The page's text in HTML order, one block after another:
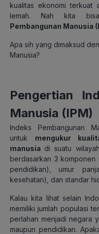
kualitas ekonomi terkuat
lemah. Nah kita
Pembangunan Manusia
Apa sih yang dimaksud
Manusia?
Pengertian
Manusia (IPM)
Indeks Pembangunan
untuk mengukur
manusia di suatu
berdasarkan 3 komponen
pendidikan), umur
kesehatan), dan standar
Kalau kita lihat selain
memiliki jumlah populasi
perlahan menjadi negara
maupun pendidikan.